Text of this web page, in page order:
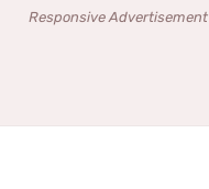
Responsive Advertisement